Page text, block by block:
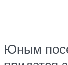
Юным